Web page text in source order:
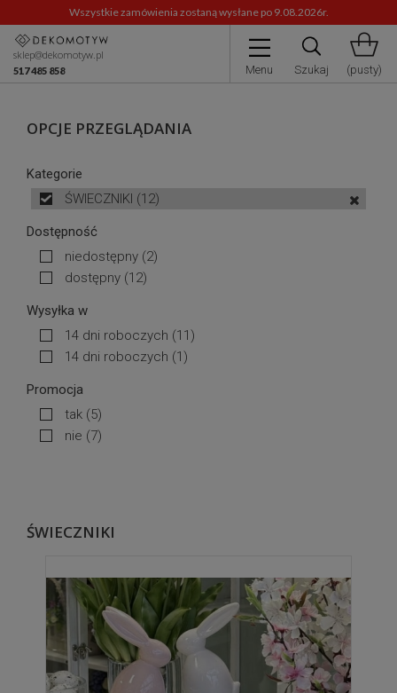
Wszystkie zamówienia zostaną wysłane po 9.08.2026r.
Menu Szukaj (pusty)
sklep@dekomotyw.pl
517 485 858
OPCJE PRZEGLĄDANIA
Kategorie
ŚWIECZNIKI (12)
Dostępność
niedostępny (2)
dostępny (12)
Wysyłka w
14 dni roboczych (11)
14 dni roboczych (1)
Promocja
tak (5)
nie (7)
ŚWIECZNIKI